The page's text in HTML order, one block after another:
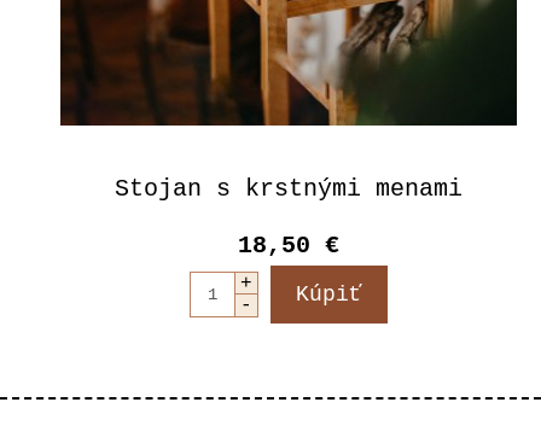
Stojan s krstnými menami
18,50 €